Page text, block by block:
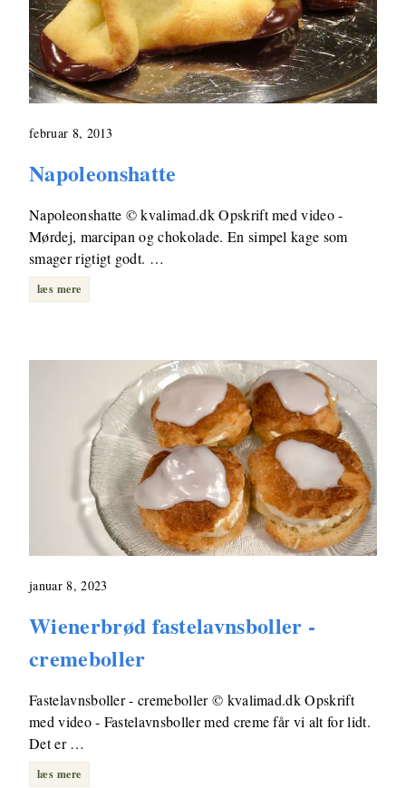
februar 8, 2013
Napoleonshatte
Napoleonshatte © kvalimad.dk Opskrift med video -
Mørdej, marcipan og chokolade. En simpel kage som
smager rigtigt godt. …
læs mere
januar 8, 2023
Wienerbrød fastelavnsboller -
cremeboller
Fastelavnsboller - cremeboller © kvalimad.dk Opskrift
med video - Fastelavnsboller med creme får vi alt for lidt.
Det er …
læs mere